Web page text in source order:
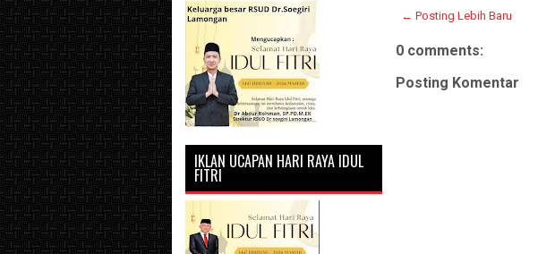
← Posting Lebih Baru
0 comments:
Posting Komentar
IKLAN UCAPAN HARI RAYA IDUL
FITRI